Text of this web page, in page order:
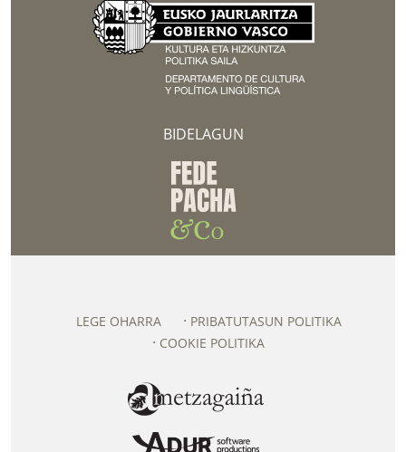
BIDELAGUN
LEGE OHARRA
PRIBATUTASUN POLITIKA
COOKIE POLITIKA